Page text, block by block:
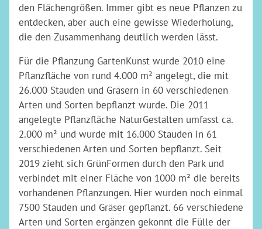
den Flächengrößen. Immer gibt es neue Pflanzen zu
entdecken, aber auch eine gewisse Wiederholung,
die den Zusammenhang deutlich werden lässt.
Für die Pflanzung GartenKunst wurde 2010 eine
Pflanzfläche von rund 4.000 m² angelegt, die mit
26.000 Stauden und Gräsern in 60 verschiedenen
Arten und Sorten bepflanzt wurde. Die 2011
angelegte Pflanzfläche NaturGestalten umfasst ca.
2.000 m² und wurde mit 16.000 Stauden in 61
verschiedenen Arten und Sorten bepflanzt. Seit
2019 zieht sich GrünFormen durch den Park und
verbindet mit einer Fläche von 1000 m² die bereits
vorhandenen Pflanzungen. Hier wurden noch einmal
7500 Stauden und Gräser gepflanzt. 66 verschiedene
Arten und Sorten ergänzen gekonnt die Fülle der